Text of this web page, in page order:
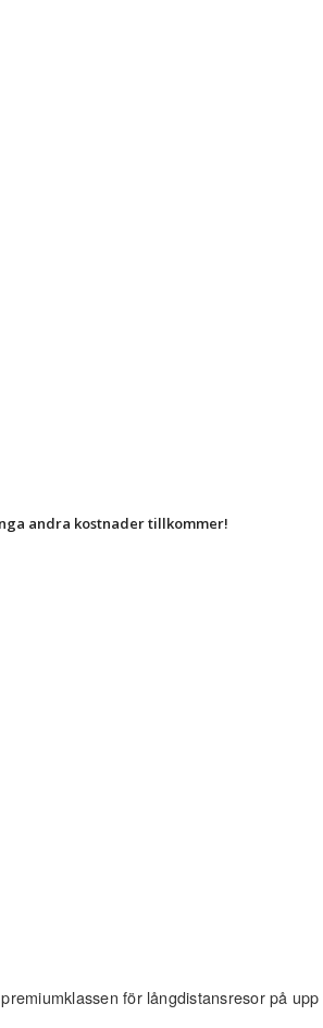
andra kostnader tillkommer!
för långdistansresor på upp